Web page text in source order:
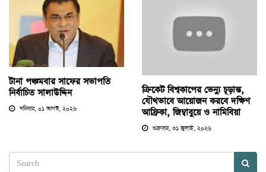
টানা পঞ্চমবার সাফের সভাপতি
নির্বাচিত সালাউদ্দিন
শনিবার, ০১ আগস্ট, ২০২৬
ক্রিকেট বিশ্বকাপের ভেন্যু চূড়ান্ত,
যৌথভাবে আয়োজন করবে দক্ষিণ
আফ্রিকা, জিম্বাবুয়ে ও নামিবিয়া
শুক্রবার, ৩১ জুলাই, ২০২৬